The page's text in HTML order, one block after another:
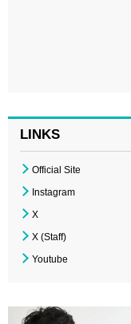
LINKS
Official Site
Instagram
X
X (Staff)
Youtube